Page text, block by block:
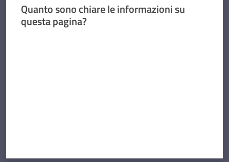
Quanto sono chiare le informazioni su
questa pagina?